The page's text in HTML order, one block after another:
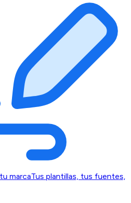
marcaTus plantillas, tus fuentes,